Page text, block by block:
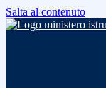
Salta al contenuto